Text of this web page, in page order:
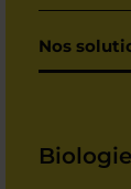
Nos
Biologie